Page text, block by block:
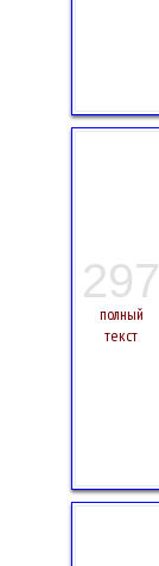
297
полный
текст